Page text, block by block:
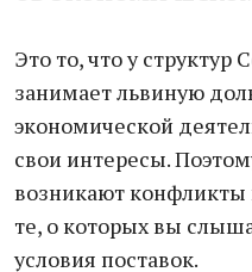
Это то, что у структур
занимает львиную
экономической
свои интересы.
возникают конфликты
те, о которых вы
условия поставок.